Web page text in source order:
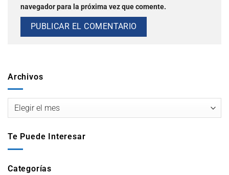
Archivos
Te Puede Interesar
Categorías
navegador para la próxima vez que comente.